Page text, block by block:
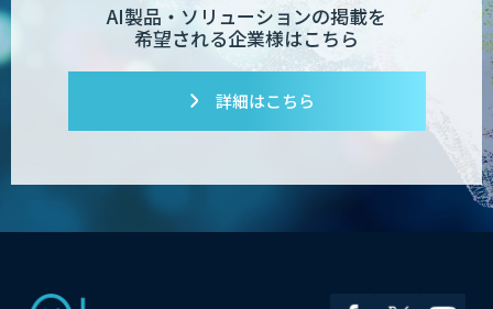
AI製品・ソリューションの掲載を
希望される企業様はこちら
詳細はこちら